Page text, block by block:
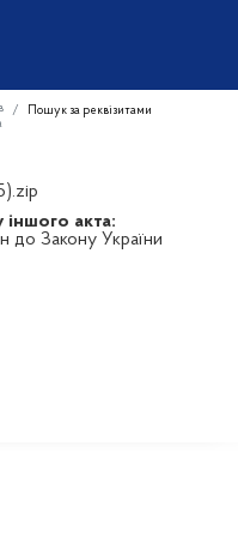
Пошук за реквізитами
іншого акта:
до Закону України